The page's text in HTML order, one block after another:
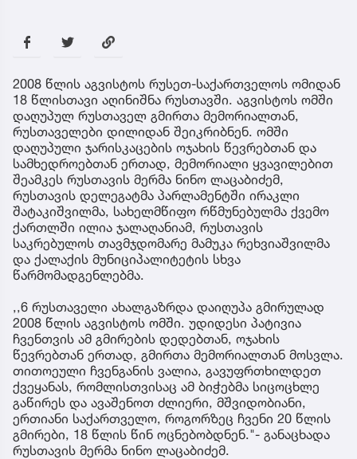
2008 წლის აგვისტოს რუსეთ-საქართველოს ომიდან
18 წლისთავი აღინიშნა რუსთავში. აგვისტოს ომში
დაღუპულ რუსთაველ გმირთა მემორიალთან,
რუსთაველები დილიდან შეიკრიბნენ. ომში
დაღუპული ჯარისკაცების ოჯახის წევრებთან და
სამხედროებთან ერთად, მემორიალი ყვავილებით
შეამკეს რუსთავის მერმა ნინო ლაცაბიძემ,
რუსთავის დელეგატმა პარლამენტში ირაკლი
შატაკიშვილმა, სახელმწიფო რწმუნებულმა ქვემო
ქართლში ილია ჯალაღანიამ, რუსთავის
საკრებულოს თავმჯდომარე მამუკა რეხვიაშვილმა
და ქალაქის მუნიციპალიტეტის სხვა
წარმომადგენლებმა.
,,6 რუსთაველი ახალგაზრდა დაიღუპა გმირულად
2008 წლის აგვისტოს ომში. უდიდესი პატივია
ჩვენთვის ამ გმირების დედებთან, ოჯახის
წევრებთან ერთად, გმირთა მემორიალთან მოსვლა.
თითოეული ჩვენგანის ვალია, გავუფრთხილდეთ
ქვეყანას, რომლისთვისაც ამ ბიჭებმა სიცოცხლე
გაწირეს და ავაშენოთ ძლიერი, მშვიდობიანი,
ერთიანი საქართველო, როგორზეც ჩვენი 20 წლის
გმირები, 18 წლის წინ ოცნებობდნენ."- განაცხადა
რუსთავის მერმა ნინო ლაცაბიძემ.